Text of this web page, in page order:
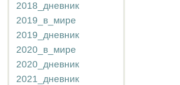
2018_дневник
2019_в_мире
2019_дневник
2020_в_мире
2020_дневник
2021_дневник